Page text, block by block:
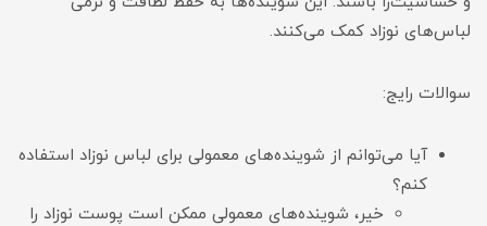
لباس‌های نوزاد کمک می‌کنند.
سوالات رایج:
آیا می‌توانم از شوینده‌های معمولی برای لباس نوزاد استفاده
کنم؟
خیر، شوینده‌های معمولی ممکن است پوست نوزاد را